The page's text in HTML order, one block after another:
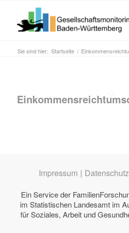
Sie sind hier: Startseite /
Impressum | Datenschutz
Ein Service der
im Statistischen Landesamt im
für Soziales, Arbeit und